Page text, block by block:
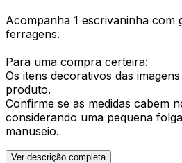
Acompanha 1 escrivaninha com
ferragens.
Para uma compra certeira:
Os itens decorativos das
produto.
Confirme se as medidas cabem
considerando uma pequena
manuseio.
Ver descrição completa